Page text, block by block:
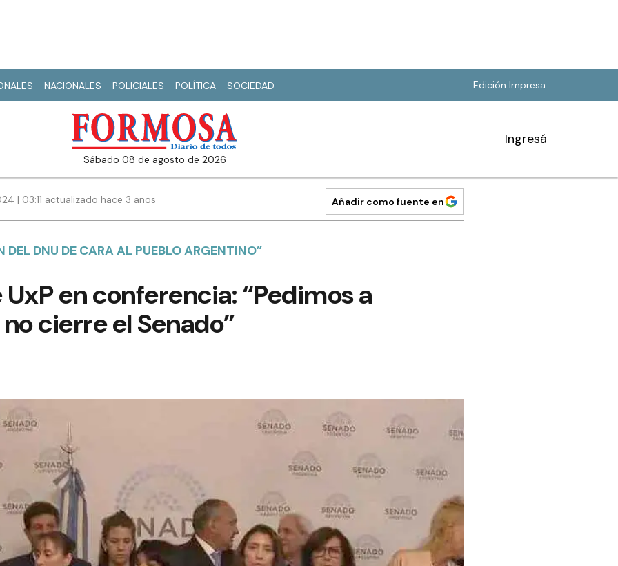
NACIONALES POLICIALES POLÍTICA SOCIEDAD Edición Impresa
sábado 08 de agosto de 2026
Ingresá
| 03:11 actualizado hace 3 años Añadir como fuente en
DEL DNU DE CARA AL PUEBLO ARGENTINO”
en conferencia: “Pedimos a
cierre el Senado”